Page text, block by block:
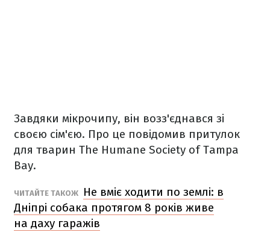
Завдяки мікрочипу, він возз'єднався зі
своєю сім'єю. Про це повідомив притулок
для тварин The Humane Society of Tampa
Bay.
ЧИТАЙТЕ ТАКОЖ
Не вміє ходити по землі: в
Дніпрі собака протягом 8 років живе
на даху гаражів